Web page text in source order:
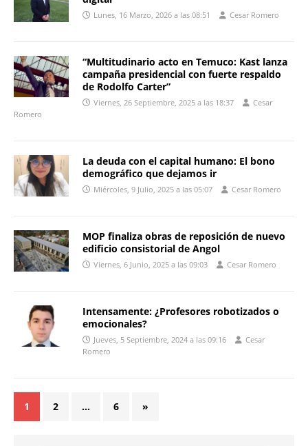
Lunes, 16 Marzo, 2026 a las 08:51 Cesar Romero
“Multitudinario acto en Temuco: Kast lanza
campaña presidencial con fuerte respaldo
de Rodolfo Carter”
Viernes, 26 Septiembre, 2025 a las 18:37
Cesar
Romero
La deuda con el capital humano: El bono
demográfico que dejamos ir
Miércoles, 9 Julio, 2025 a las 05:07 Cesar Romero
MOP finaliza obras de reposición de nuevo
edificio consistorial de Angol
Viernes, 6 Junio, 2025 a las 09:03 Cesar Romero
Intensamente: ¿Profesores robotizados o
emocionales?
Jueves, 5 Septiembre, 2024 a las 09:16
Cesar
Romero
1 2 … 6 »